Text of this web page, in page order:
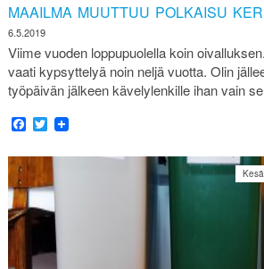
MAAILMA MUUTTUU POLKAISU
6.5.2019
Viime vuoden loppupuolella koin
vaati kypsyttelyä noin neljä vuotta. Olin
työpäivän jälkeen kävelylenkille ihan vain
Facebook
Twitter